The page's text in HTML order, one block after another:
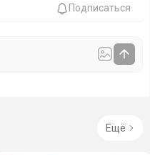
Подписаться
Ещё